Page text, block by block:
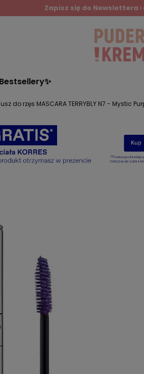
Zapisz się do Newslettera i
Bestsellery✨
do rzęs MASCARA TERRYBLY N7 - Mystic